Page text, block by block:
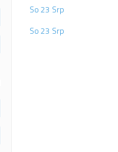
So 23 Srp
So 23 Srp